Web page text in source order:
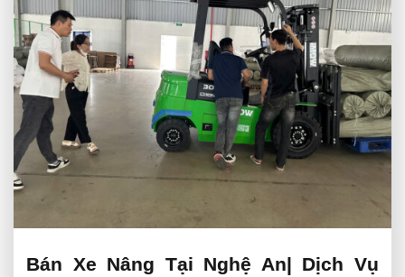
Bán Xe Nâng Tại Nghệ An| Dịch Vụ